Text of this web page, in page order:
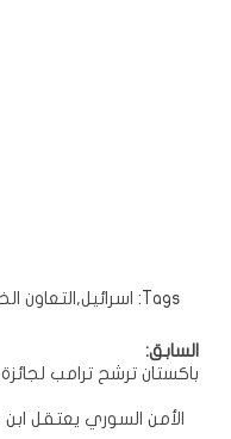
Tags: اسرائيل التعاون
تصفّح
المقالات
السابق:
باكستان ترشح ترامب
الأمن السوري يعتقل